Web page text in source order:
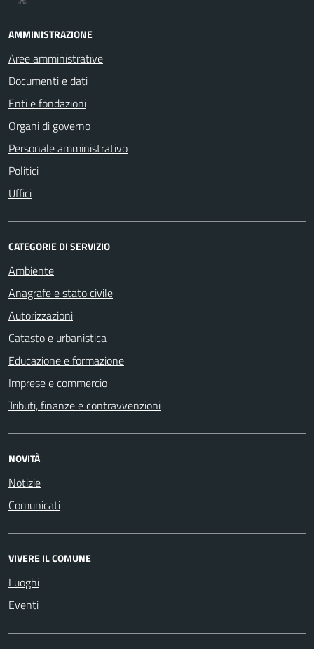
AMMINISTRAZIONE
Aree amministrative
Documenti e dati
Enti e fondazioni
Organi di governo
Personale amministrativo
Politici
Uffici
CATEGORIE DI SERVIZIO
Ambiente
Anagrafe e stato civile
Autorizzazioni
Catasto e urbanistica
Educazione e formazione
Imprese e commercio
Tributi, finanze e contravvenzioni
NOVITÀ
Notizie
Comunicati
VIVERE IL COMUNE
Luoghi
Eventi